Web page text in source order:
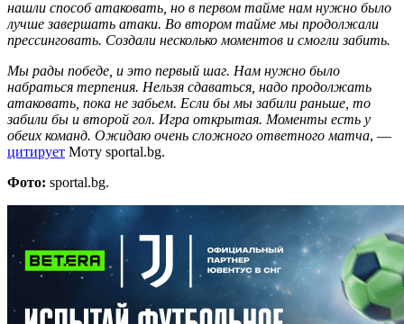
нашли способ атаковать, но в первом тайме нам нужно было
лучше завершать атаки. Во втором тайме мы продолжали
прессинговать. Создали несколько моментов и смогли забить.
Мы рады победе, и это первый шаг. Нам нужно было
набраться терпения. Нельзя сдаваться, надо продолжать
атаковать, пока не забьем. Если бы мы забили раньше, то
забили бы и второй гол. Игра открытая. Моменты есть у
обеих команд. Ожидаю очень сложного ответного матча, —
цитирует Моту sportal.bg.
Фото: sportal.bg.